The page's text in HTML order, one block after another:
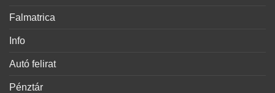
Falmatrica
Info
Autó felirat
Pénztár